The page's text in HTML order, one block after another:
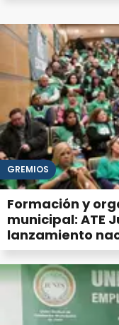
GREMIOS
Formación y
municipal: ATE
lanzamiento